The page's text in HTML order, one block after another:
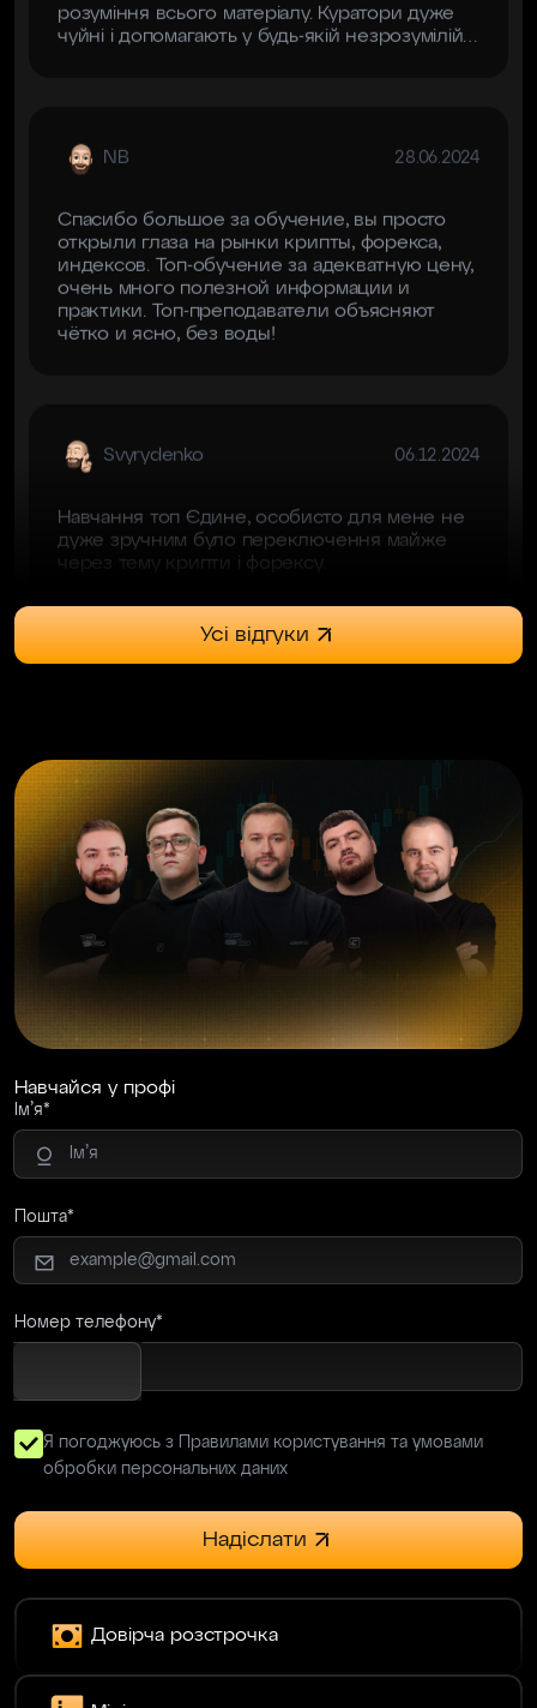
Спасибо большое за обучение, вы просто
открыли глаза на рынки крипты, форекса,
очень много полезной информации и
практики. Топ-преподаватели объясняют
чётко и ясно, без воды!
Навчання топ Єдине, особисто для мене не
дуже зручним було переключення майже
Доброго дня! Хотів би подякувати компанії
Cryptology за навчання. Особлива подяка
Aртем В 24.06.2024
Дуже хороше навчання. По мірі проходження
уроків починає працювати накопичувальний
одного, і вимальовується повна картина
розуміння всього матеріалу. Куратори дуже
чуйні і допомагають у будь-якій незрозумілій
Спасибо большое за обучение, вы просто
открыли глаза на рынки крипты, форекса,
индексов. Топ-обучение за адекватную цену,
практики. Топ-преподаватели объясняют
чётко и ясно, без воды!
Svyrydenko
Навчання топ Єдине, особисто для мене не
дуже зручним було переключення майже
Усі відгуки
Навчайся у профі
Ім’я
Пошта
Номер телефону
Я погоджуюсь з Правилами користування та умовами
обробки персональних даних
Надіслати
Довірча розстрочка